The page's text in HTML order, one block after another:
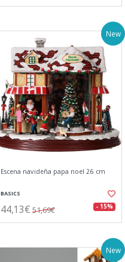
New
Escena navideña papa noel 26 cm
BASICS
44,13€ 51,69€ - 15%
New